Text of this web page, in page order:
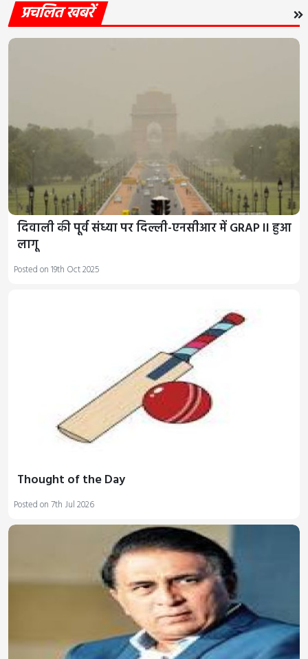
प्रचलित खबरें
दिवाली की पूर्व संध्या पर दिल्ली-एनसीआर में GRAP II हुआ
लागू
Posted on 19th Oct 2025
Thought of the Day
Posted on 7th Jul 2026